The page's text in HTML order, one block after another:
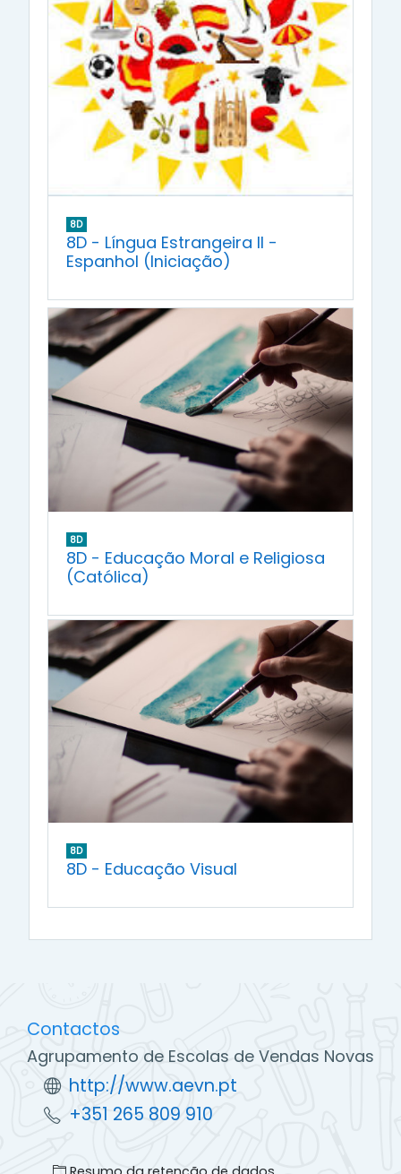
8D
8D - Língua Estrangeira II -
Espanhol (Iniciação)
8D
8D - Educação Moral e Religiosa
(Católica)
8D
8D - Educação Visual
Contactos
Agrupamento de Escolas de Vendas Novas
http://www.aevn.pt
+351 265 809 910